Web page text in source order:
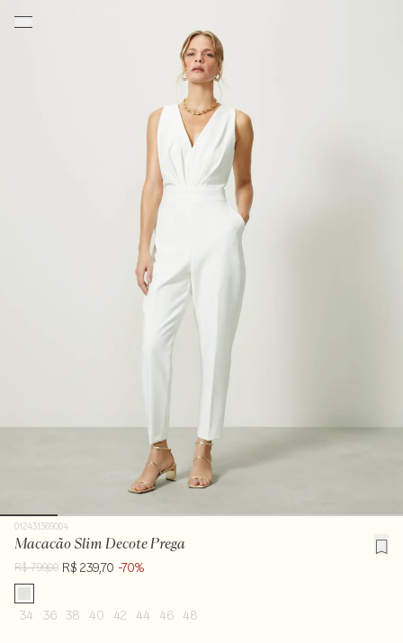
012431369004
Macacão Slim Decote Prega
R$ 799,00 R$ 239,70 -70%
34 36 38 40 42 44 46 48